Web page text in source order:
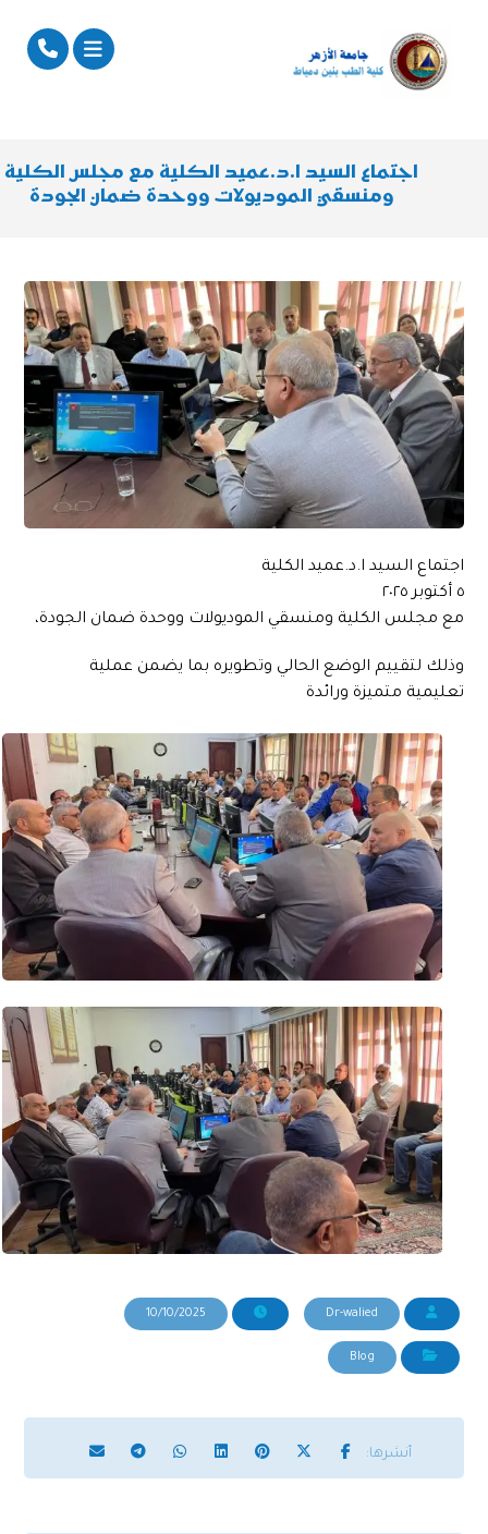
اجتماع السيد ا.د.عميد الكلية مع مجلس الكلية
ومنسقي الموديولات ووحدة ضمان الجودة
اجتماع السيد ا.د.عميد الكلية
٥ أكتوبر ٢٠٢٥
مع مجلس الكلية ومنسقي الموديولات ووحدة ضمان الجودة،
وذلك لتقييم الوضع الحالي وتطويره بما يضمن عملية
تعليمية متميزة ورائدة
Dr-walied
10/10/2025
Blog